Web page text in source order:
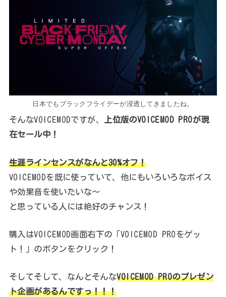
日本でもブラックフライデーが浸透してきましたね。
そんなVOICEMODですが、
上位版のVOICEMOD PROが現
在セール中！
生涯ラインセンスがなんと30%オフ！
VOICEMODを既に使っていて、他にもいろいろなボイス
や効果音を使いたいな～
と思っている人には絶好のチャンス！
購入はVOICEMOD画面右下の「VOICEMOD PROをゲッ
ト！」のボタンをクリック！
そしてそして、なんとそんなVOICEMOD PROのプレゼン
ト企画があるんですっ！！！